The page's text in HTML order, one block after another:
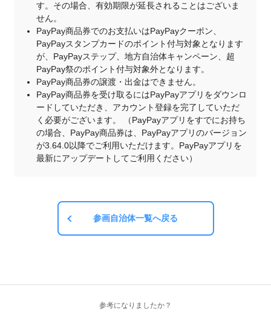
す。その場合、有効期限が延長されることはございま
せん。
PayPay商品券でのお支払いはPayPayクーポン、
PayPayスタンプカードのポイント付与対象となります
が、PayPayステップ、地方自治体キャンペーン、超
PayPay祭のポイント付与対象外となります。
PayPay商品券の譲渡・出金はできません。
PayPay商品券を受け取るにはPayPayアプリをダウンロ
ードしていただき、アカウント登録を完了していただ
く必要がございます。 （PayPayアプリをすでにお持ち
の場合、PayPay商品券は、PayPayアプリのバージョン
が3.64.0以降でご利用いただけます。PayPayアプリを
最新にアップデートしてご利用ください）
参画自治体一覧へ戻る
参考になりましたか？